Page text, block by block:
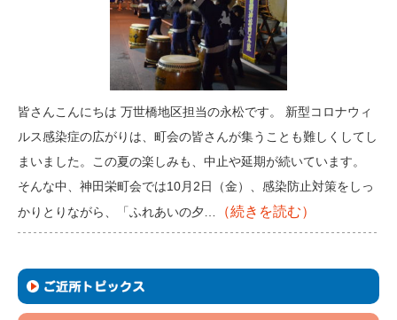
皆さんこんにちは 万世橋地区担当の永松です。 新型コロナウィ
ルス感染症の広がりは、町会の皆さんが集うことも難しくしてし
まいました。この夏の楽しみも、中止や延期が続いています。
そんな中、神田栄町会では10月2日（金）、感染防止対策をしっ
かりとりながら、「ふれあいの夕…
（続きを読む）